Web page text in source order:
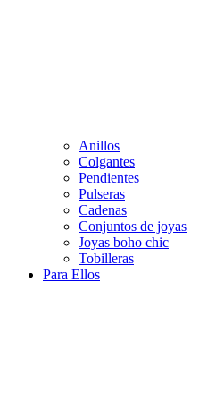
Anillos
Colgantes
Pendientes
Pulseras
Cadenas
Conjuntos de joyas
Joyas boho chic
Tobilleras
Para Ellos